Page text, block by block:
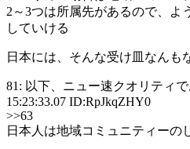
2～3つは所属先があるので、よ
していける
日本には、そんな受け皿なんも
81: 以下、ニュー速クオリティ
15:23:33.07 ID:RpJkqZHY0
>>63
日本人は地域コミュニティーの